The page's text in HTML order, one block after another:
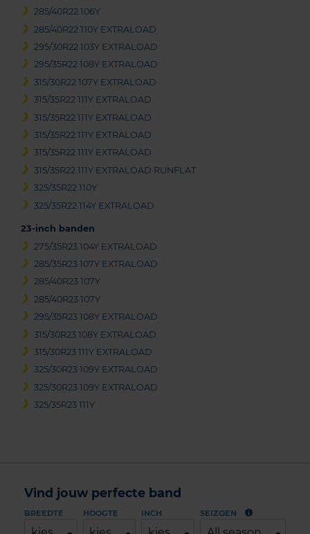
285/40R22 106Y
285/40R22 110Y EXTRALOAD
295/30R22 103Y EXTRALOAD
295/35R22 108Y EXTRALOAD
315/30R22 107Y EXTRALOAD
315/35R22 111Y EXTRALOAD
315/35R22 111Y EXTRALOAD
315/35R22 111Y EXTRALOAD
315/35R22 111Y EXTRALOAD
315/35R22 111Y EXTRALOAD RUNFLAT
325/35R22 110Y
325/35R22 114Y EXTRALOAD
23-inch banden
275/35R23 104Y EXTRALOAD
285/35R23 107Y EXTRALOAD
285/40R23 107Y
285/40R23 107Y
295/35R23 108Y EXTRALOAD
315/30R23 108Y EXTRALOAD
315/30R23 111Y EXTRALOAD
325/30R23 109Y EXTRALOAD
325/30R23 109Y EXTRALOAD
325/35R23 111Y
Vind jouw perfecte band
BREEDTE HOOGTE INCH SEIZOEN